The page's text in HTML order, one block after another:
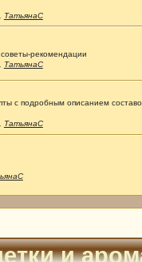
ТатьянаС
рекомендации
ТатьянаС
с подробным описанием
ТатьянаС
и